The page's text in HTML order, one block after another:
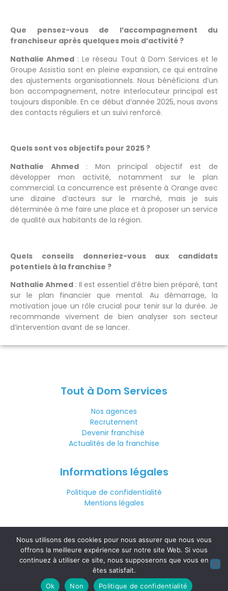
Que pensez-vous de l’accompagnement du
franchiseur après quelques mois d’activité ?
Nathalie Ahmed : Le réseau Tout à Dom Services et le
Groupe Assistia sont en pleine expansion, ce qui entraîne
des ajustements organisationnels. Nous bénéficions d’un
bon accompagnement, notre interlocuteur principal est
toujours disponible. En ce début d’année 2025, nous avons
des contacts réguliers et un suivi renforcé.
Quels sont vos objectifs pour 2025 ?
Nathalie Ahmed: Mon principal objectif est de
développer mon activité, notamment sur le plan
commercial. La concurrence est présente à Orange avec
une dizaine d’acteurs sur le marché, mais je suis
déterminée à me faire une place et à proposer un service
de qualité aux habitants de la région.
Quels conseils donneriez-vous aux candidats
potentiels à la franchise ?
Nathalie Ahmed : Il est essentiel d’être bien préparé, tant
sur le plan financier que mental. Au démarrage, la
motivation joue un rôle crucial pour tenir sur la durée. Je
recommande vivement de bien analyser son secteur
d’intervention avant de se lancer.
Tout à Dom Services
Nos agences
Recrutement
Devenir franchisé
Actualités de la franchise
Informations légales
Politique de confidentialité
Mentions légales
Nous contacter
01 44 82 68 30
(prix d’un appel local)
Nous utilisons des cookies pour nous assurer que nous vous
offrons la meilleure expérience sur notre site Web. Si vous
continuez à utiliser ce site, nous supposerons que vous en
êtes satisfait.
Ok
Non Politique de confidentialité